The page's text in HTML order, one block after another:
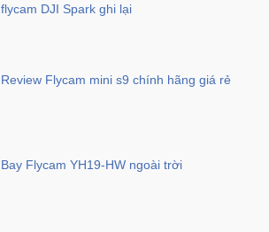
flycam DJI Spark ghi lại
Review Flycam mini s9 chính hãng giá rẻ
Bay Flycam YH19-HW ngoài trời